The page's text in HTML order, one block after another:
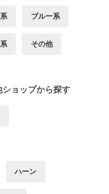
ブルー系
その他
ョップから探す
ハーン